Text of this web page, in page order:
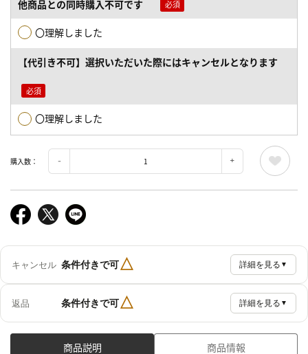
他商品との同時購入不可です
〇理解しました
【代引き不可】選択いただいた際にはキャンセルとなります
〇理解しました
購入数：
キャンセル 条件付きで可△ 詳細を見る ▼
返品 条件付きで可△ 詳細を見る ▼
商品説明 商品情報